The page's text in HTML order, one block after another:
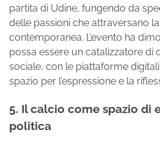
partita di Udine, fungendo da
delle passioni che attraversano
contemporanea. L’evento ha
possa essere un catalizzatore di
sociale, con le piattaforme
spazio per l’espressione e la
5. Il calcio come spazio di
politica